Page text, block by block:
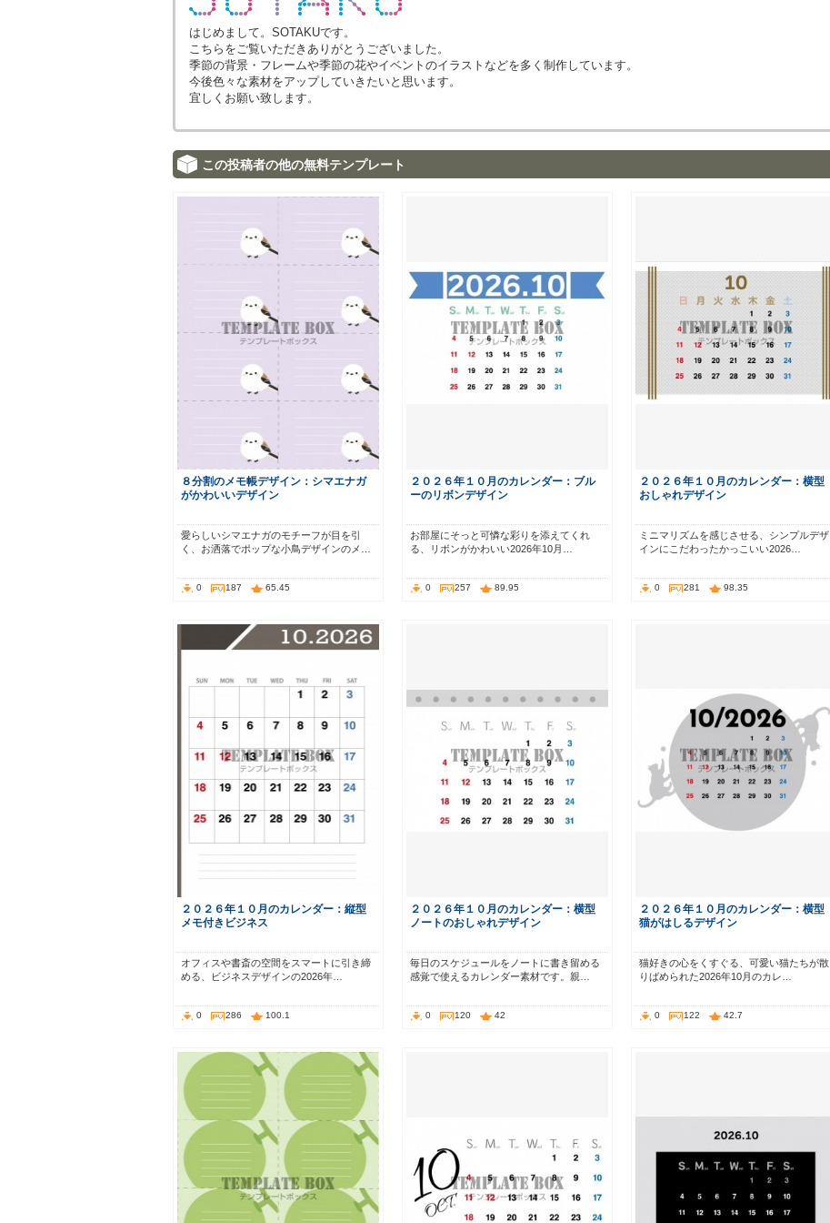
はじめまして。SOTAKUです。
こちらをご覧いただきありがとうございました。
季節の背景・フレームや季節の花やイベントのイラストなどを多く制作しています。
今後色々な素材をアップしていきたいと思います。
宜しくお願い致します。
この投稿者の他の無料テンプレート
８分割のメモ帳デザイン：シマエナガ
がかわいいデザイン
愛らしいシマエナガのモチーフが目を引
く、お洒落でポップな小鳥デザインのメ…
0 187 65.45
２０２６年１０月のカレンダー：ブル
ーのリボンデザイン
お部屋にそっと可憐な彩りを添えてくれ
る、リボンがかわいい2026年10月…
0 257 89.95
２０２６年１０月のカレンダー：横型
おしゃれデザイン
ミニマリズムを感じさせる、シンプルデザ
インにこだわったかっこいい2026…
0 281 98.35
２０２６年１０月のカレンダー：縦型
メモ付きビジネス
オフィスや書斎の空間をスマートに引き締
める、ビジネスデザインの2026年…
0 286 100.1
２０２６年１０月のカレンダー：横型
ノートのおしゃれデザイン
毎日のスケジュールをノートに書き留める
感覚で使えるカレンダー素材です。親…
0 120 42
２０２６年１０月のカレンダー：横型
猫がはしるデザイン
猫好きの心をくすぐる、可愛い猫たちが散
りばめられた2026年10月のカレ…
0 122 42.7